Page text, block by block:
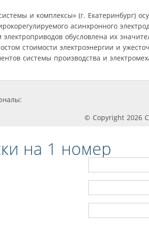
и комплексы» (г. Екатеринбург)
асинхронного
обусловлена их
стоимости электроэнергии и
системы производства и
© Copyright 2026
на 1 номер